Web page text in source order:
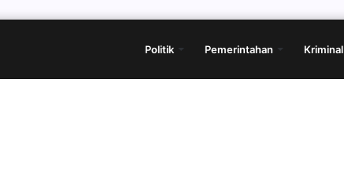
Politik Pemerintahan Kriminal